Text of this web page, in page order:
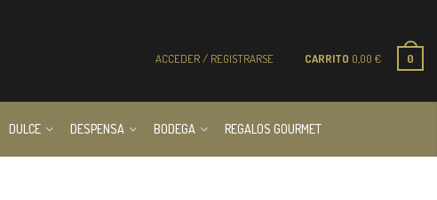
ACCEDER / REGISTRARSE CARRITO 0,00 € 0
DULCE DESPENSA BODEGA REGALOS GOURMET